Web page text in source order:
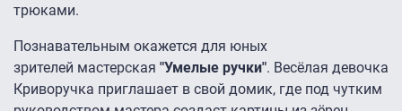
трюками.
Познавательным окажется для юных
зрителей мастерская "Умелые ручки". Весёлая девочка
Криворучка приглашает в свой домик, где под чутким